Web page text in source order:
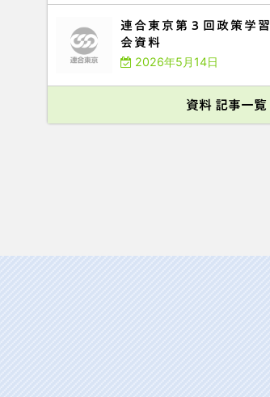
連合東京第３回政策学習
会資料
2026年5月14日
資料 記事一覧